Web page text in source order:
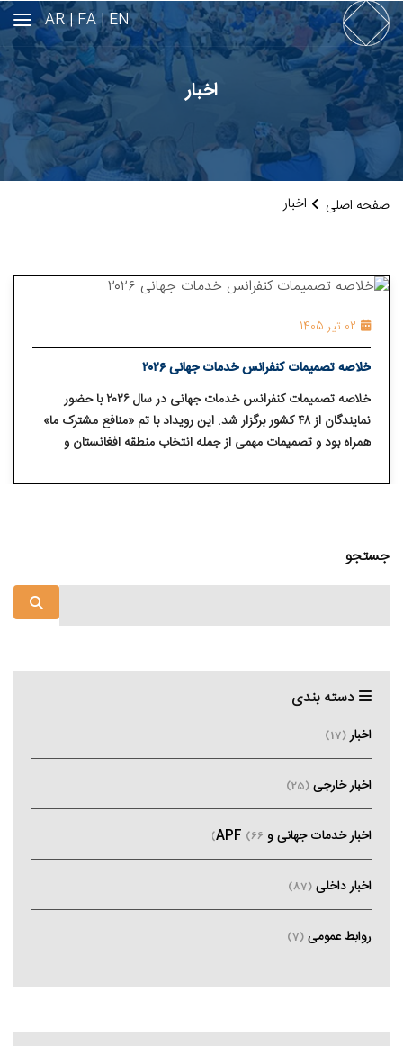
EN |
FA |
AR
اخبار
صفحه اصلی اخبار
02 تیر 1405
خلاصه تصمیمات کنفرانس خدمات جهانی ۲۰۲۶
خلاصه تصمیمات کنفرانس خدمات جهانی در سال ۲۰۲۶ با حضور
نمایندگان از ۴۸ کشور برگزار شد. این رویداد با تم «منافع مشترک ما»
همراه بود و تصمیمات مهمی از جمله انتخاب منطقه افغانستان و
جستجو
دسته بندی
اخبار(17)
اخبار خارجی (25)
اخبار خدمات جهانی و APF (66)
اخبار داخلی (87)
روابط عمومی (7)